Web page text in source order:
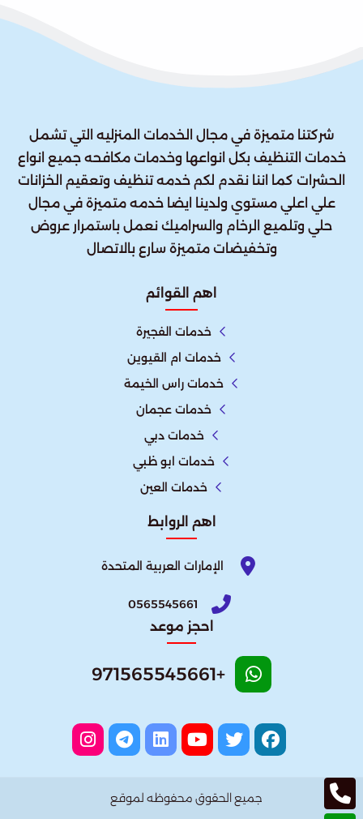
شركتنا متميزة في مجال الخدمات المنزليه التي تشمل
خدمات التنظيف بكل انواعها وخدمات مكافحه جميع انواع
الحشرات كما اننا نقدم لكم خدمه تنظيف وتعقيم الخزانات
علي اعلي مستوي ولدينا ايضا خدمه متميزة في مجال
حلي وتلميع الرخام والسراميك نعمل باستمرار عروض
وتخفيضات متميزة سارع بالاتصال
اهم القوائم
خدمات الفجيرة
خدمات ام القيوين
خدمات راس الخيمة
خدمات عجمان
خدمات دبي
خدمات ابو ظبي
خدمات العين
اهم الروابط
الإمارات العربية المتحدة​
0565545661
احجز موعد
+971565545661
جميع الحقوق محفوظه لموقع